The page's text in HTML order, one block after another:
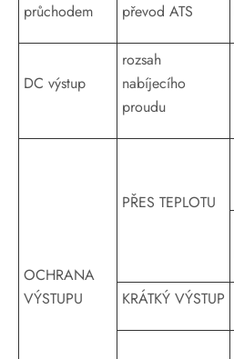
průchodem převod ATS
DC výstup
rozsah
nabíjecího
proudu
OCHRANA
VÝSTUPU
PŘES TEPLOTU
KRÁTKÝ VÝSTUP